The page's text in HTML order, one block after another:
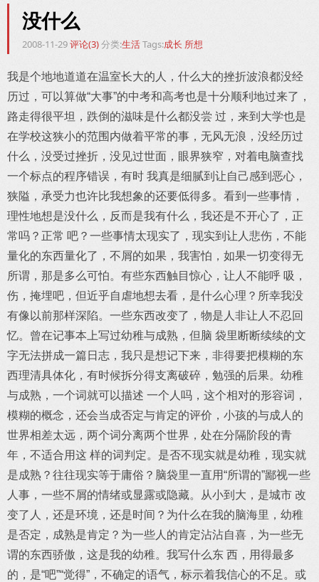
没什么
2008-11-29评论(3)分类:生活Tags:成长 所想
我是个地地道道在温室长大的人，什么大的挫折波浪都没经
历过，可以算做“大事”的中考和高考也是十分顺利地过来了，
路走得很平坦，跌倒的滋味是什么都没尝 过，来到大学也是
在学校这狭小的范围内做着平常的事，无风无浪，没经历过
什么，没受过挫折，没见过世面，眼界狭窄，对着电脑查找
一个标点的程序错误，有时 我真是细腻到让自己感到恶心，
狭隘，承受力也许比我想象的还要低得多。看到一些事情，
理性地想是没什么，反而是我有什么，我还是不开心了，正
常吗？正常 吧？一些事情太现实了，现实到让人悲伤，不能
量化的东西量化了，不屑的如果，我害怕，如果一切变得无
所谓，那是多么可怕。有些东西触目惊心，让人不能呼 吸，
伤，掩埋吧，但近乎自虐地想去看，是什么心理？所幸我没
有像以前那样深陷。一些东西改变了，物是人非让人不忍回
忆。曾在记事本上写过幼稚与成熟，但脑 袋里断断续续的文
字无法拼成一篇日志，我只是想记下来，非得要把模糊的东
西理清具体化，有时候拆分得支离破碎，勉强的后果。幼稚
与成熟，一个词就可以描述 一个人吗，这个相对的形容词，
模糊的概念，还会当成否定与肯定的评价，小孩的与成人的
世界相差太远，两个词分离两个世界，处在分隔阶段的青
年，不适合用这 样的词判定。是否不现实就是幼稚，现实就
是成熟？往往现实等于庸俗？脑袋里一直用“所谓的”鄙视一些
人事，一些不屑的情绪或显露或隐藏。从小到大，是城市 改
变了人，还是环境，还是时间？为什么在我的脑海里，幼稚
是否定，成熟是肯定？为一些人的肯定沾沾自喜，为一些无
谓的东西骄傲，这是我的幼稚。我写什么东 西，用得最多
的，是“吧”“觉得”，不确定的语气，标示着我信心的不足。或